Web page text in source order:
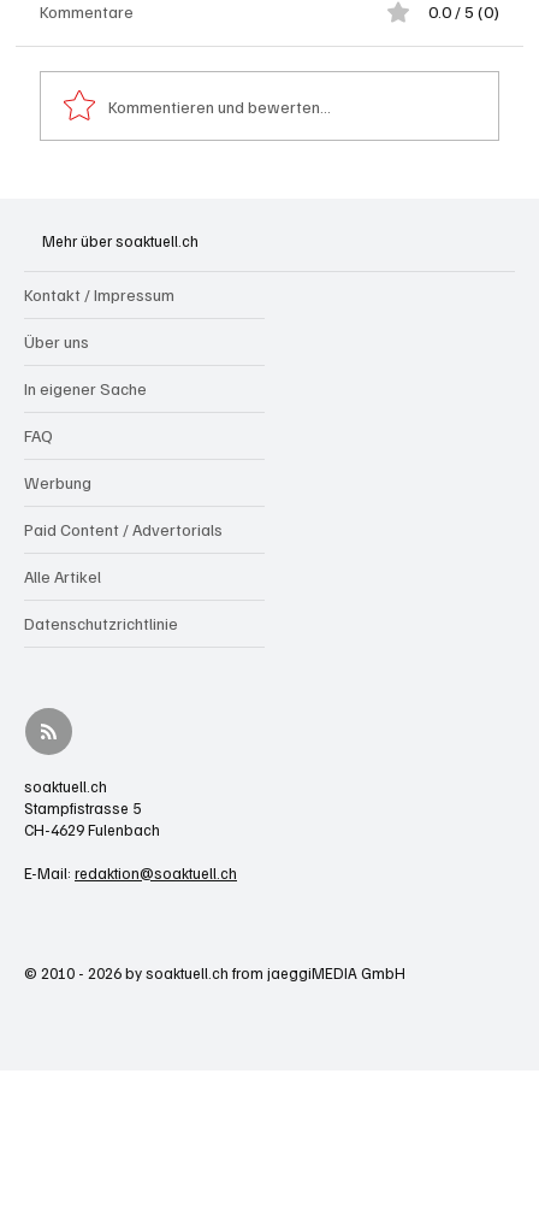
Kommentare 0.0 / 5 (0)
Kommentieren und bewerten...
Mehr über soaktuell.ch
Kontakt / Impressum
Über uns
In eigener Sache
FAQ
Werbung
Paid Content / Advertorials
Alle Artikel
Datenschutzrichtlinie
soaktuell.ch
Stampfistrasse 5
CH-4629 Fulenbach
E-Mail: redaktion@soaktuell.ch
© 2010 - 2026 by soaktuell.ch from jaeggiMEDIA GmbH